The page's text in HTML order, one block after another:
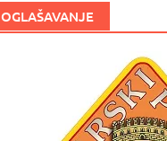
OGLAŠAVANJE